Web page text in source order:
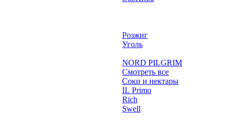
Розжиг
Уголь
NORD PILGRIM
Смотреть все
Соки и нектары
IL Primo
Rich
Swell